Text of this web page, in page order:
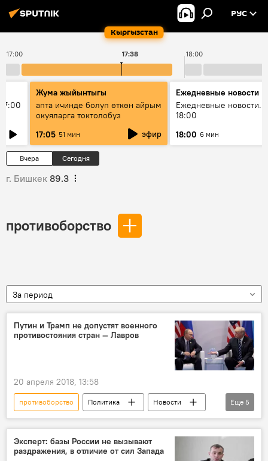
Кыргызстан
РУС
17:00 18:00
17:38
Жума жыйынтыгы
апта ичинде болуп өткөн айрым
окуяларга токтолобуз
17:05 51 мин эфир
Ежедневные новости
Ежедневные новости.
18:00
18:00 6 мин
Вчера Сегодня
г. Бишкек 89.3
противоборство
За период
Путин и Трамп не допустят военного
противостояния стран — Лавров
20 апреля 2018, 13:58
противоборство Политика
Новости
В мире
Владимир Путин
Сергей Лавров
Россия
Еще 5
Эксперт: базы России не вызывают
раздражения, в отличие от сил Запада